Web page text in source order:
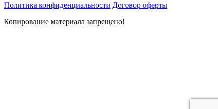
Политика конфиденциальности Договор оферты
Копирование материала запрещено!